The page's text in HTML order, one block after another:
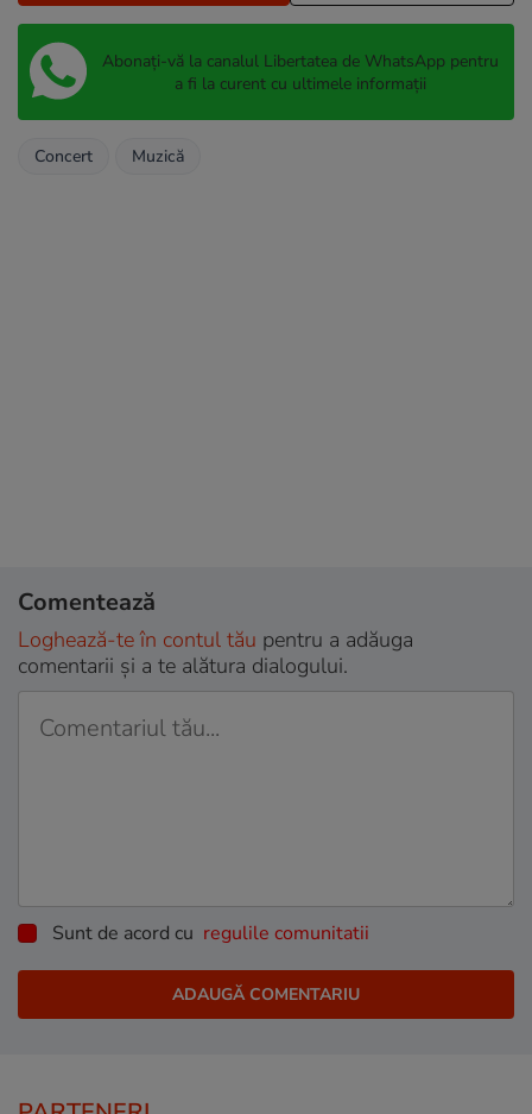
Abonați-vă la canalul Libertatea de WhatsApp pentru
a fi la curent cu ultimele informații
Concert Muzică
Comentează
Loghează-te în contul tău pentru a adăuga
comentarii și a te alătura dialogului.
Sunt de acord cu regulile comunitatii